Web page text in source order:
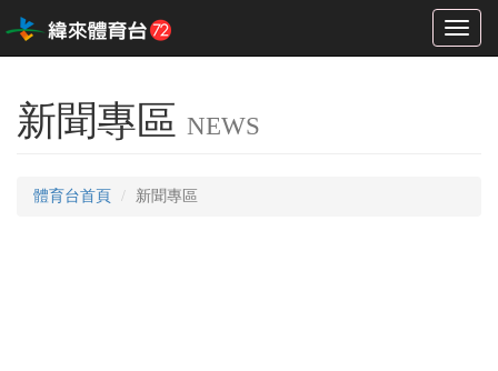
Toggle
新聞專區 NEWS
體育台首頁 新聞專區